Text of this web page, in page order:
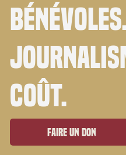
coût.
Faire un don